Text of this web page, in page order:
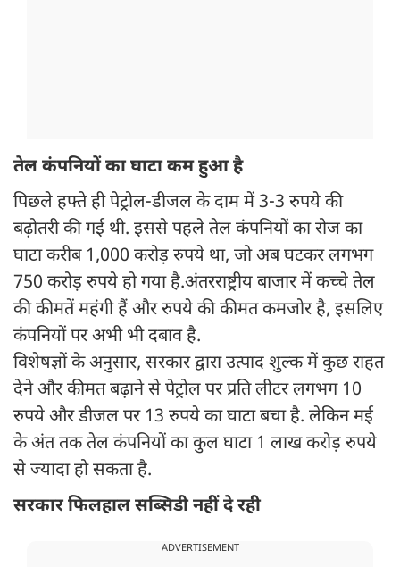
तेल कंपनियों का घाटा कम हुआ है
पिछले हफ्ते ही पेट्रोल-डीजल के दाम में 3-3 रुपये की
बढ़ोतरी की गई थी. इससे पहले तेल कंपनियों का रोज का
घाटा करीब 1,000 करोड़ रुपये था, जो अब घटकर लगभग
750 करोड़ रुपये हो गया है.अंतरराष्ट्रीय बाजार में कच्चे तेल
की कीमतें महंगी हैं और रुपये की कीमत कमजोर है, इसलिए
कंपनियों पर अभी भी दबाव है.
विशेषज्ञों के अनुसार, सरकार द्वारा उत्पाद शुल्क में कुछ राहत
देने और कीमत बढ़ाने से पेट्रोल पर प्रति लीटर लगभग 10
रुपये और डीजल पर 13 रुपये का घाटा बचा है. लेकिन मई
के अंत तक तेल कंपनियों का कुल घाटा 1 लाख करोड़ रुपये
से ज्यादा हो सकता है.
सरकार फिलहाल सब्सिडी नहीं दे रही
ADVERTISEMENT